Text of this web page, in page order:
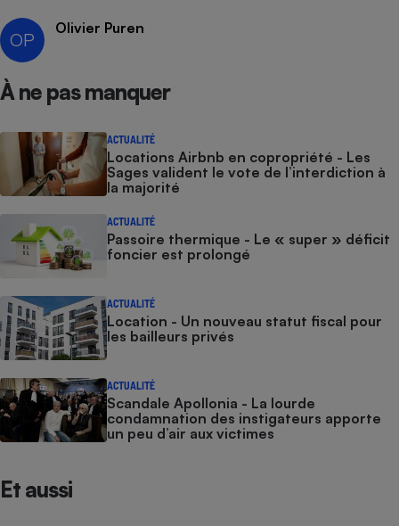
OP
Olivier Puren
À ne pas manquer
ACTUALITÉ
Locations Airbnb en copropriété - Les
Sages valident le vote de l’interdiction à
la majorité
ACTUALITÉ
Passoire thermique - Le « super » déficit
foncier est prolongé
ACTUALITÉ
Location - Un nouveau statut fiscal pour
les bailleurs privés
ACTUALITÉ
Scandale Apollonia - La lourde
condamnation des instigateurs apporte
un peu d’air aux victimes
Et aussi